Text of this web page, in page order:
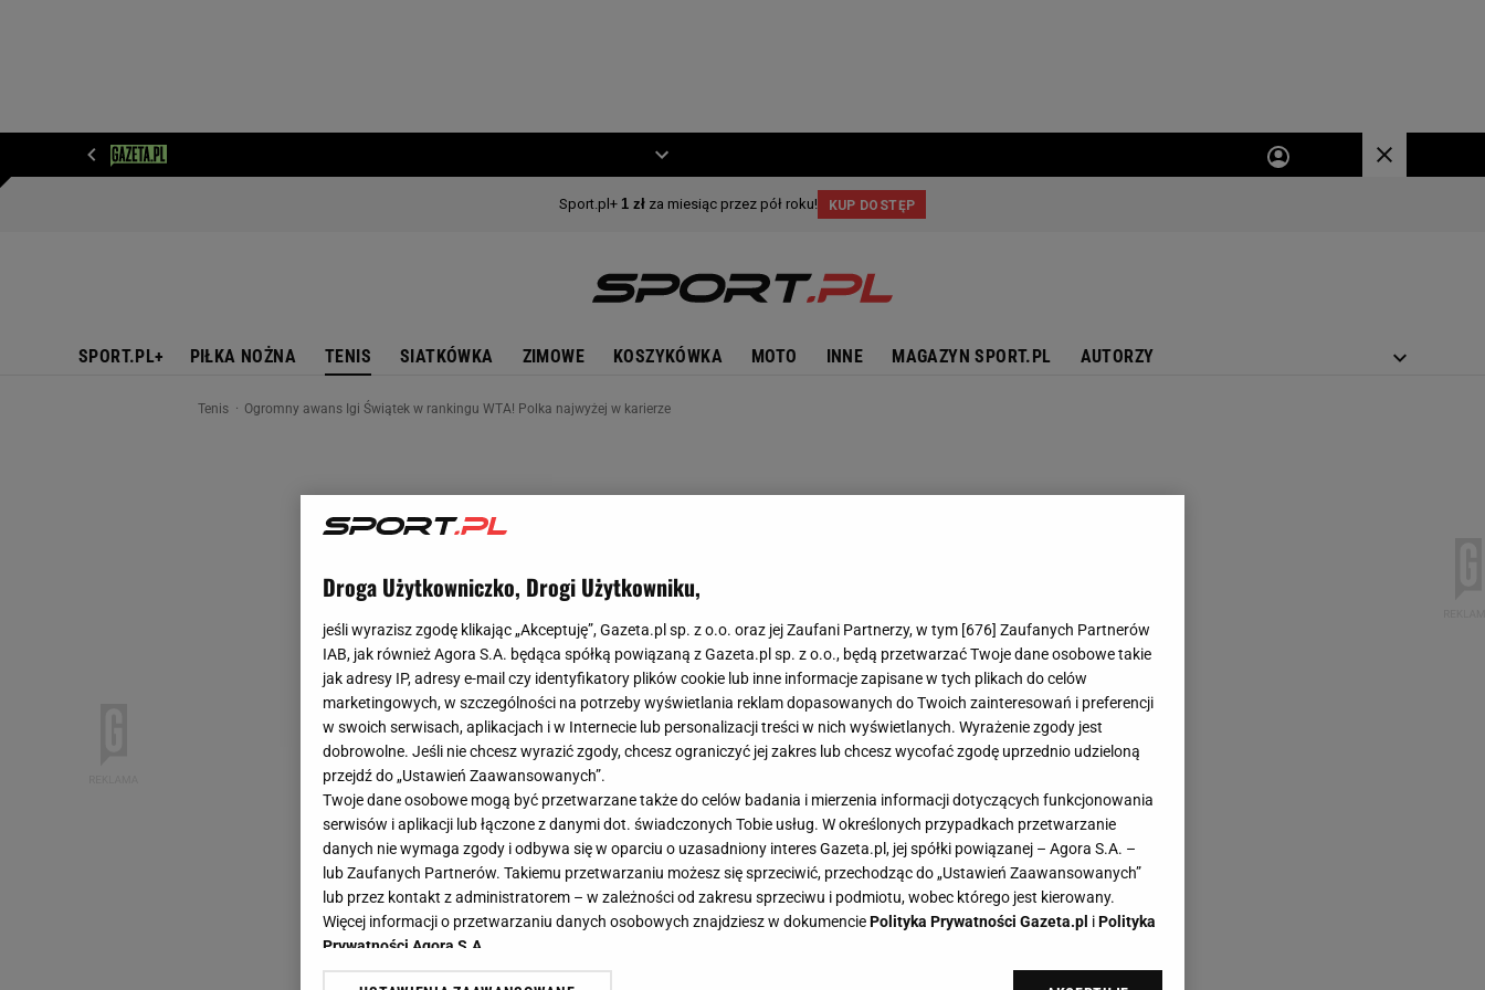
SPORT.PL+ PIŁKA NOŻNA TENIS SIATKÓWKA ZIMOWE KOSZYKÓWKA MOTO INNE MAGAZYN SPORT.PL AUTORZY
Tenis Ogromny awans Igi Świątek w rankingu WTA! Polka najwyżej w karierze
Droga Użytkowniczko, Drogi Użytkowniku,
jeśli wyrazisz zgodę klikając „Akceptuję”, Gazeta.pl sp. z o.o. oraz jej Zaufani Partnerzy, w tym [676] Zaufanych Partnerów
IAB, jak również Agora S.A. będąca spółką powiązaną z Gazeta.pl sp. z o.o., będą przetwarzać Twoje dane osobowe takie
jak adresy IP, adresy e-mail czy identyfikatory plików cookie lub inne informacje zapisane w tych plikach do celów
marketingowych, w szczególności na potrzeby wyświetlania reklam dopasowanych do Twoich zainteresowań i preferencji
w swoich serwisach, aplikacjach i w Internecie lub personalizacji treści w nich wyświetlanych. Wyrażenie zgody jest
dobrowolne. Jeśli nie chcesz wyrazić zgody, chcesz ograniczyć jej zakres lub chcesz wycofać zgodę uprzednio udzieloną
przejdź do „Ustawień Zaawansowanych”.
Twoje dane osobowe mogą być przetwarzane także do celów badania i mierzenia informacji dotyczących funkcjonowania
serwisów i aplikacji lub łączone z danymi dot. świadczonych Tobie usług. W określonych przypadkach przetwarzanie
danych nie wymaga zgody i odbywa się w oparciu o uzasadniony interes Gazeta.pl, jej spółki powiązanej – Agora S.A. –
lub Zaufanych Partnerów. Takiemu przetwarzaniu możesz się sprzeciwić, przechodząc do „Ustawień Zaawansowanych”
lub przez kontakt z administratorem – w zależności od zakresu sprzeciwu i podmiotu, wobec którego jest kierowany.
Więcej informacji o przetwarzaniu danych osobowych znajdziesz w dokumenciePolityka Prywatności Gazeta.pl iPolityka
Prywatności Agora S.A.